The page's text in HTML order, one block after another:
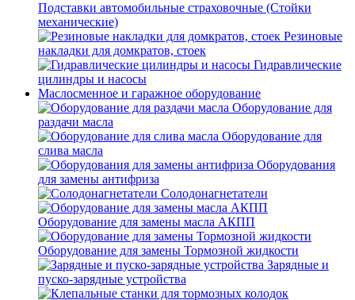
Подставки автомобильные страховочные (Стойки
механические)
Резиновые
накладки для домкратов, стоек
Гидравлические
цилиндры и насосы
Маслосменное и гаражное оборудование
Оборудование для
раздачи масла
Оборудование для
слива масла
Оборудования
для замены антифриза
Солодонагнетатели
Оборудование для замены масла АКПП
Оборудование для замены Тормозной жидкости
Зарядные и
пуско-зарядные устройства